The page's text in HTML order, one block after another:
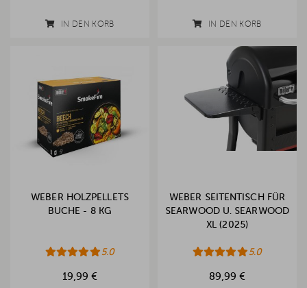
IN DEN KORB IN DEN KORB
WEBER HOLZPELLETS
BUCHE - 8 KG
5.0
19,99 €
WEBER SEITENTISCH FÜR
SEARWOOD U. SEARWOOD
XL (2025)
5.0
89,99 €